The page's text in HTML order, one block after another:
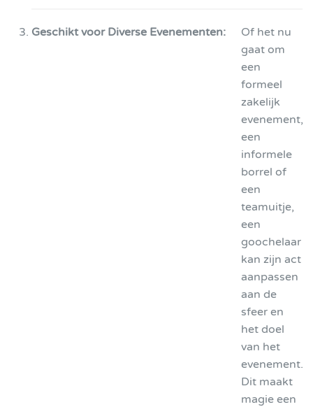
Geschikt voor Diverse Evenementen:
Of het nu
gaat om
een
formeel
zakelijk
evenement,
een
informele
borrel of
een
teamuitje,
een
goochelaar
kan zijn act
aanpassen
aan de
sfeer en
het doel
van het
evenement.
Dit maakt
magie een